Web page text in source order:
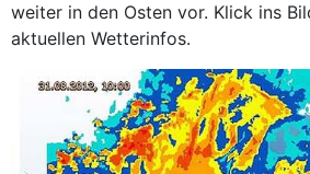
weiter in den Osten vor. Klick ins
aktuellen Wetterinfos.